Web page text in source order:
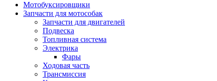
Мотобуксировщики
Запчасти для мотособак
Запчасти для двигателей
Подвеска
Топливная система
Электрика
Фары
Ходовая часть
Трансмиссия